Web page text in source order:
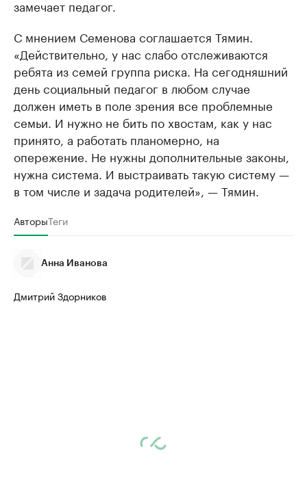
замечает педагог.
С мнением Семенова соглашается Тямин.
«Действительно, у нас слабо отслеживаются
ребята из семей группа риска. На сегодняшний
день социальный педагог в любом случае
должен иметь в поле зрения все проблемные
семьи. И нужно не бить по хвостам, как у нас
принято, а работать планомерно, на
опережение. Не нужны дополнительные законы,
нужна система. И выстраивать такую систему —
в том числе и задача родителей», — Тямин.
АвторыТеги
Анна Иванова
Дмитрий Здорников